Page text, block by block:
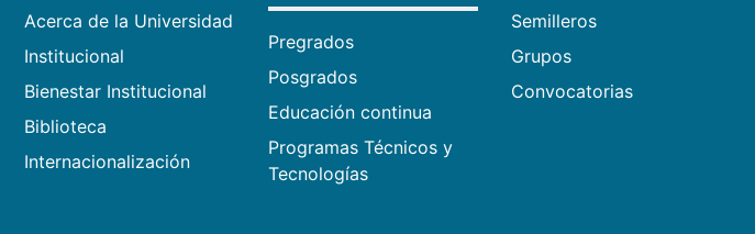
Acerca de la Universidad
Institucional
Bienestar Institucional
Biblioteca
Internacionalización
Pregrados
Posgrados
Educación continua
Programas Técnicos y
Tecnologías
Semilleros
Grupos
Convocatorias